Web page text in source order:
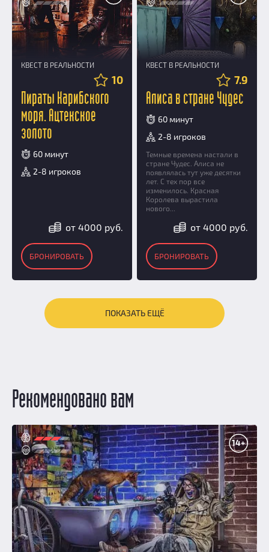
КВЕСТ В РЕАЛЬНОСТИ
10
Пираты Карибского
моря. Ацтекское
золото
60 минут
2-8 игроков
от 4000 руб.
БРОНИРОВАТЬ
КВЕСТ В РЕАЛЬНОСТИ
7.9
Алиса в стране Чудес
60 минут
2-8 игроков
Темные времена настали в
стране Чудес. Алиса не
появлялась тут уже десятки
лет. С тех пор все
изменилось. Красная
Королева вырастила
нового...
от 4000 руб.
БРОНИРОВАТЬ
ПОКАЗАТЬ ЕЩЁ
Рекомендовано вам
14+